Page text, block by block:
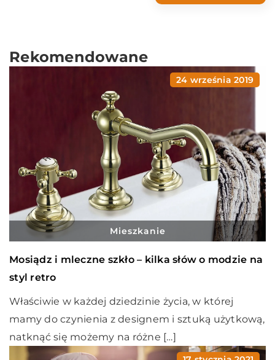
Rekomendowane
24 września 2019
Mieszkanie
Mosiądz i mleczne szkło – kilka słów o modzie na
styl retro
Właściwie w każdej dziedzinie życia, w której
mamy do czynienia z designem i sztuką użytkową,
natknąć się możemy na różne […]